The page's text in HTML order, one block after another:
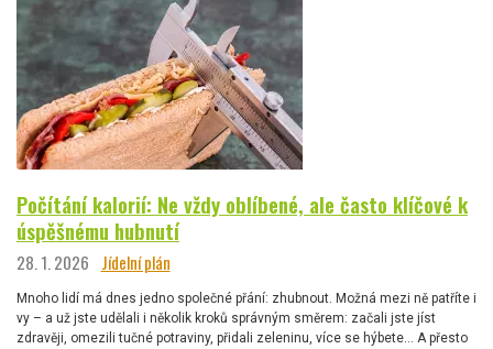
Počítání kalorií: Ne vždy oblíbené, ale často klíčové k
úspěšnému hubnutí
28. 1. 2026 Jídelní plán
Mnoho lidí má dnes jedno společné přání: zhubnout. Možná mezi ně patříte i
vy – a už jste udělali i několik kroků správným směrem: začali jste jíst
zdravěji, omezili tučné potraviny, přidali zeleninu, více se hýbete… A přesto